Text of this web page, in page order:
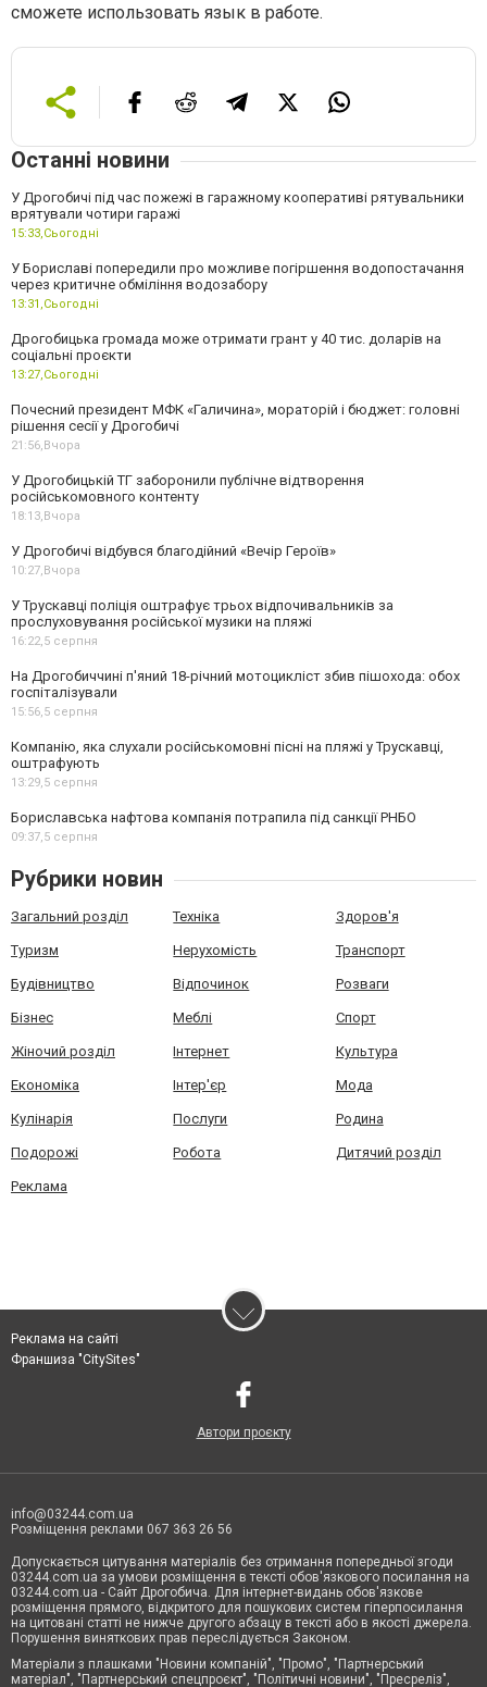
сможете использовать язык в работе.
Останні новини
У Дрогобичі під час пожежі в гаражному кооперативі рятувальники
врятували чотири гаражі
15:33,Сьогодні
У Бориславі попередили про можливе погіршення водопостачання
через критичне обміління водозабору
13:31,Сьогодні
Дрогобицька громада може отримати грант у 40 тис. доларів на
соціальні проєкти
13:27,Сьогодні
Почесний президент МФК «Галичина», мораторій і бюджет: головні
рішення сесії у Дрогобичі
21:56,Вчора
У Дрогобицькій ТГ заборонили публічне відтворення
російськомовного контенту
18:13,Вчора
У Дрогобичі відбувся благодійний «Вечір Героїв»
10:27,Вчора
У Трускавці поліція оштрафує трьох відпочивальників за
прослуховування російської музики на пляжі
16:22,5 серпня
На Дрогобиччині п'яний 18-річний мотоцикліст збив пішохода: обох
госпіталізували
15:56,5 серпня
Компанію, яка слухали російськомовні пісні на пляжі у Трускавці,
оштрафують
13:29,5 серпня
Бориславська нафтова компанія потрапила під санкції РНБО
09:37,5 серпня
Рубрики новин
Загальний розділ Техніка Здоров'я
Туризм Нерухомість Транспорт
Будівництво Відпочинок Розваги
Бізнес Меблі Спорт
Жіночий розділ Інтернет Культура
Економіка Інтер'єр Мода
Кулінарія Послуги Родина
Подорожі Робота Дитячий розділ
Реклама
Реклама на сайті
Франшиза "CitySites"
Автори проєкту
info@03244.com.ua
Розміщення реклами 067 363 26 56
Допускається цитування матеріалів без отримання попередньої згоди
03244.com.ua за умови розміщення в тексті обов'язкового посилання на
03244.com.ua - Сайт Дрогобича. Для інтернет-видань обов'язкове
розміщення прямого, відкритого для пошукових систем гіперпосилання
на цитовані статті не нижче другого абзацу в тексті або в якості джерела.
Порушення виняткових прав переслідується Законом.
Матеріали з плашками "Новини компаній", "Промо", "Партнерський
матеріал", "Партнерський спецпроєкт", "Політичні новини", "Пресреліз",